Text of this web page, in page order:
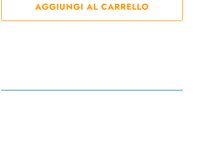
AGGIUNGI AL CARRELLO